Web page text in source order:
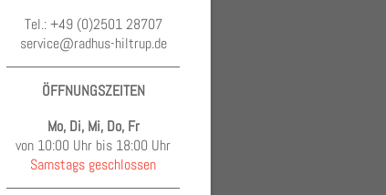
Tel.: +49 (0)2501 28707
service@radhus-hiltrup.de
ÖFFNUNGSZEITEN
Mo, Di, Mi, Do, Fr
von 10:00 Uhr bis 18:00 Uhr
Samstags geschlossen